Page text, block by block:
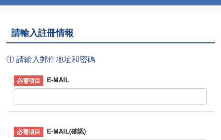
請輸入註冊情報
① 請輸入郵件地址和密碼
E-MAIL
E-MAIL(確認)